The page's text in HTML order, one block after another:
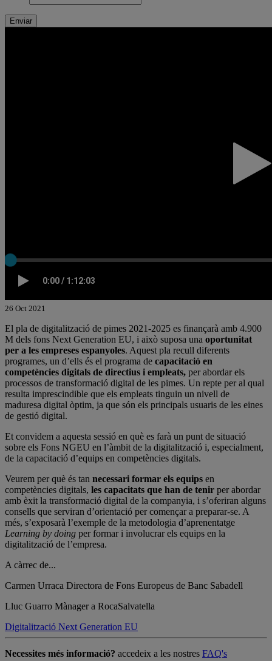
26 Oct 2021
El pla de digitalització de pimes 2021-2025 es finançarà amb 4.900
M dels fons Next Generation EU, i això suposa una oportunitat
per a les empreses espanyoles. Aquest pla recull diferents
programes, un d’ells és el programa de capacitació en
competències digitals de directius i empleats, per abordar els
processos de transformació digital de les pimes. Un repte per al qual
resulta imprescindible que els empleats tinguin un nivell de
maduresa digital òptim, ja que són els principals usuaris de les eines
de gestió digital.
Et convidem a aquesta sessió en què es farà un punt de situació
sobre els Fons NGEU en l’àmbit de la digitalització i, especialment,
de la capacitació d’equips en competències digitals.
Veurem per què és tan necessari formar els equips en
competències digitals, les capacitats que han de tenir per abordar
amb èxit la transformació digital de la companyia, i s’oferiran alguns
consells que serviran d’orientació per començar a preparar-se. A
més, s’exposarà l’exemple de la metodologia d’aprenentatge
Learning by doing per formar i involucrar els equips en la
digitalització de l’empresa.
A càrrec de...
Carmen Urraca Directora de Fons Europeus de Banc Sabadell
Lluc Guarro Mànager a RocaSalvatella
Digitalització Next Generation EU
Necessites més informació? accedeix a les nostres FAQ's